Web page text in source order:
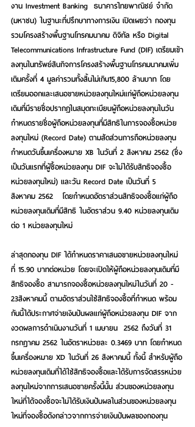
งาน Investment Banking  ธนาคารไทยพาณิชย์ จำกัด
(มหาชน) ในฐานะที่ปรึกษาทางการเงิน เปิดเผยว่า กองทุน
รวมโครงสร้างพื้นฐานโทรคมนาคม ดิจิทัล หรือ Digital
Telecommunications Infrastructure Fund (DIF) เตรียมเข้า
ลงทุนในทรัพย์สินกิจการโครงสร้างพื้นฐานโทรคมนาคมเพิ่ม
เติมครั้งที่ 4 มูลค่ารวมทั้งสิ้นไม่เกิน15,800 ล้านบาท โดย
เตรียมออกและเสนอขายหน่วยลงทุนใหม่แก่ผู้ถือหน่วยลงทุน
เดิมที่มีรายชื่อปรากฏในสมุดทะเบียนผู้ถือหน่วยลงทุนในวัน
กำหนดรายชื่อผู้ถือหน่วยลงทุนที่มีสิทธิในการจองซื้อหน่วย
ลงทุนใหม่ (Record Date) ตามสัดส่วนการถือหน่วยลงทุน
กำหนดวันขึ้นเครื่องหมาย XB ในวันที่ 2 สิงหาคม 2562 (ซึ่ง
เป็นวันแรกที่ผู้ซื้อหน่วยลงทุน DIF จะไม่ได้รับสิทธิจองซื้อ
หน่วยลงทุนใหม่) และวัน Record Date เป็นวันที่ 5
สิงหาคม 2562   โดยกำหนดอัตราส่วนสิทธิจองซื้อแก่ผู้ถือ
หน่วยลงทุนเดิมที่มีสิทธิ ในอัตราส่วน 9.40 หน่วยลงทุนเดิม
ต่อ 1 หน่วยลงทุนใหม่
ล่าสุดกองทุน DIF ได้กำหนดราคาเสนอขายหน่วยลงทุนใหม่
ที่ 15.90 บาทต่อหน่วย โดยจะเปิดให้ผู้ถือหน่วยลงทุนเดิมที่มี
สิทธิจองซื้อ สามารถจองซื้อหน่วยลงทุนใหม่ในวันที่ 20 -
23สิงหาคมนี้ ตามอัตราส่วนใช้สิทธิจองซื้อที่กำหนด พร้อม
กันนี้ได้ประกาศจ่ายเงินปันผลแก่ผู้ถือหน่วยลงทุน DIF จาก
งวดผลการดำเนินงานวันที่ 1 เมษายน  2562 ถึงวันที่ 31
กรกฎาคม 2562 ในอัตราหน่วยละ 0.3469 บาท โดยกำหนด
ขึ้นเครื่องหมาย XD ในวันที่ 26 สิงหาคมนี้ ทั้งนี้ สำหรับผู้ถือ
หน่วยลงทุนเดิมที่ได้ใช้สิทธิจองซื้อและได้รับการจัดสรรหน่วย
ลงทุนใหม่จากการเสนอขายครั้งนี้นั้น ส่วนของหน่วยลงทุน
ใหม่ที่ได้จองซื้อจะไม่ได้รับเงินปันผลในส่วนของหน่วยลงทุน
ใหม่ที่จองซื้อดังกล่าวจากการจ่ายเงินปันผลของกองทุน